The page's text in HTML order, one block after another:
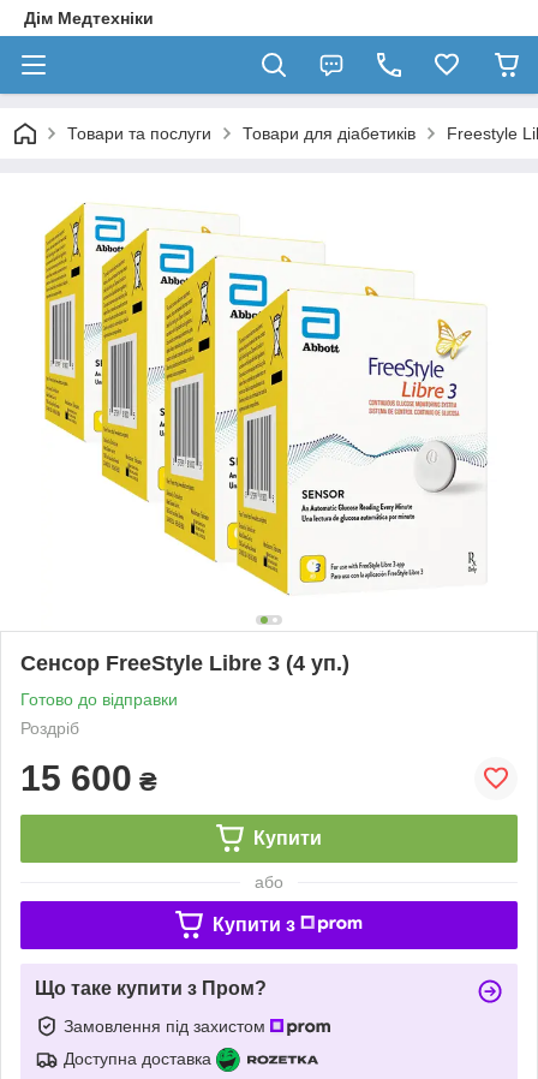
Дім Медтехніки
Товари та послуги Товари для діабетиків Freestyle
Сенсор FreeStyle Libre 3 (4 уп.)
Готово до відправки
Роздріб
15 600 ₴
Купити
або
Купити з
Що таке купити з Пром?
Замовлення під захистом
Доступна доставка